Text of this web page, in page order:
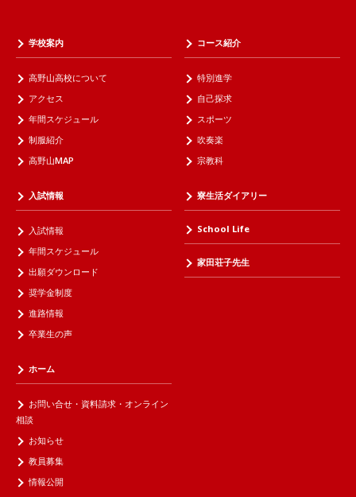
学校案内
高野山高校について
アクセス
年間スケジュール
制服紹介
高野山MAP
コース紹介
特別進学
自己探求
スポーツ
吹奏楽
宗教科
入試情報
入試情報
年間スケジュール
出願ダウンロード
奨学金制度
進路情報
卒業生の声
寮生活ダイアリー
School Life
家田荘子先生
ホーム
お問い合せ・資料請求・オンライン
相談
お知らせ
教員募集
情報公開